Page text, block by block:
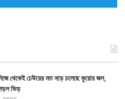
থেকেই ঢেউয়ের মত নড়ে চলেছে কুয়োর জল,
ভিড়